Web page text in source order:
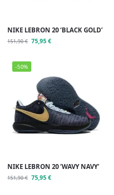
NIKE LEBRON 20 ‘BLACK GOLD’
151,90€ 75,95€
-50%
NIKE LEBRON 20 ‘WAVY NAVY’
151,90€ 75,95€